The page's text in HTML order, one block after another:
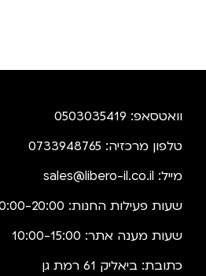
וואטסאפ: 0503035419
טלפון מרכזיה: 0733948765
מייל:sales@libero-il.co.il
שעות פעילות החנות: 10:00-20:00
שעות מענה אתר: 10:00-15:00
כתובת: ביאליק 61 רמת גן